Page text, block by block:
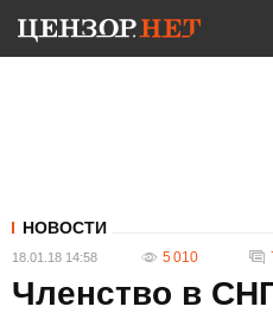
НОВОСТИ
18.01.18 14:58 5 010
Членство в